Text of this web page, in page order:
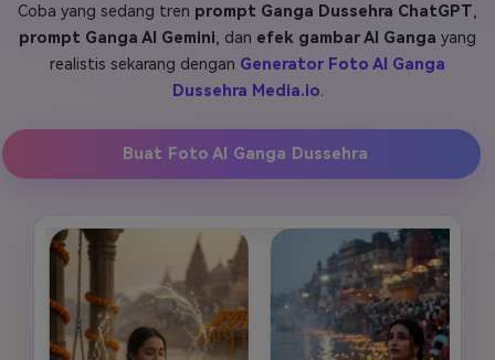
Jelajahi Lebih Banyak >>
Coba yang sedang tren prompt Ganga Dussehra ChatGPT,
prompt Ganga AI Gemini, dan efek gambar AI Ganga yang
realistis sekarang dengan Generator Foto AI Ganga
Dussehra Media.io.
Buat Foto AI Ganga Dussehra